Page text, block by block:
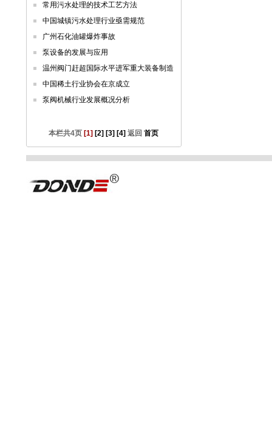
常用污水处理的技术工艺方法
中国城镇污水处理行业亟需规范
广州石化油罐爆炸事故
泵设备的发展与应用
温州阀门赶超国际水平进军重大装备制造
中国稀土行业协会在京成立
泵阀机械行业发展概况分析
本栏共4页 [1] [2] [3] [4] 返回 首页